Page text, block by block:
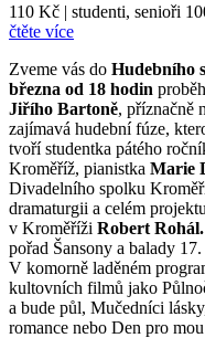
110 Kč | studenti, senioři
čtěte více
Zveme vás do Hudebního
března od 18 hodin
Jiřího Bartoně, příznačně
zajímavá hudební fúze,
tvoří studentka pátého
Kroměříž, pianistka Marie
Divadelního spolku
dramaturgii a celém
v Kroměříži Robert Rohál.
pořad Šansony a balady
V komorně laděném
kultovních filmů jako
a bude půl, Mučedníci
romance nebo Den pro